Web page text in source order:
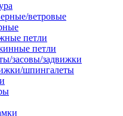
ветровые
петли
петли
засовы/задвижки
шпингалеты